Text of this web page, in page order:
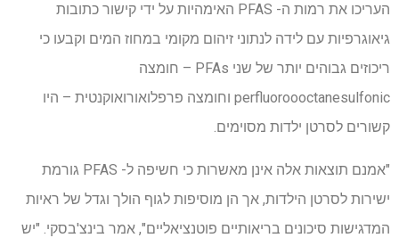
העריכו את רמות ה- PFAS האימהיות על ידי קישור כתובות
גיאוגרפיות עם לידה לנתוני זיהום מקומי במחוז המים וקבעו כי
ריכוזים גבוהים יותר של שני PFAs – חומצה
perfluoroooctanesulfonic וחומצה פרפלואורואוקנטית – היו
קשורים לסרטן ילדות מסוימים.
"אמנם תוצאות אלה אינן מאשרות כי חשיפה ל- PFAS גורמת
ישירות לסרטן הילדות, אך הן מוסיפות לגוף הולך וגדל של ראיות
המדגישות סיכונים בריאותיים פוטנציאליים", אמר בינצ'בסקי. "יש